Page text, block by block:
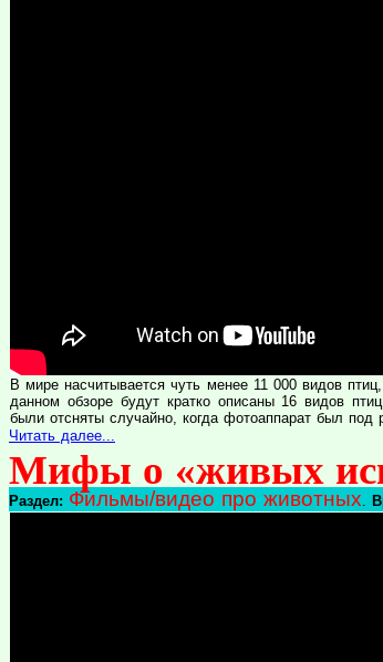
В мире насчитывается чуть менее 11 000 видов
данном обзоре будут кратко описаны 16 видов
были отсняты случайно, когда фотоаппарат был под
Читать далее...
Мифы о «живых
Раздел: Фильмы/видео про животных